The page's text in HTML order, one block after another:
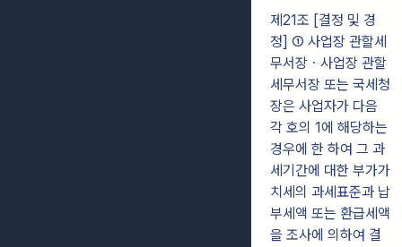
제21조 [결정 및 경
정] ① 사업장 관할세
무서장ㆍ사업장 관할
세무서장 또는 국세청
장은 사업자가 다음
각 호의 1에 해당하는
경우에 한 하여 그 과
세기간에 대한 부가가
치세의 과세표준과 납
부세액 또는 환급세액
을 조사에 의하여 결